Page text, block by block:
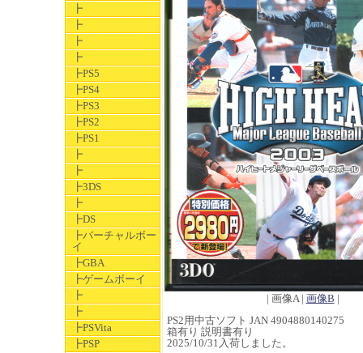
┣
┣
┣
┣
┣PS5
┣PS4
┣PS3
┣PS2
┣PS1
┣
┣
┣3DS
┣
┣DS
┣バーチャルボー
イ
┣GBA
┣ゲームボーイ
┣
┣
┣PSVita
┣PSP
| 画像A | 画像B |
PS2用中古ソフト JAN 4904880140275
箱有り 説明書有り
2025/10/31入荷しました。